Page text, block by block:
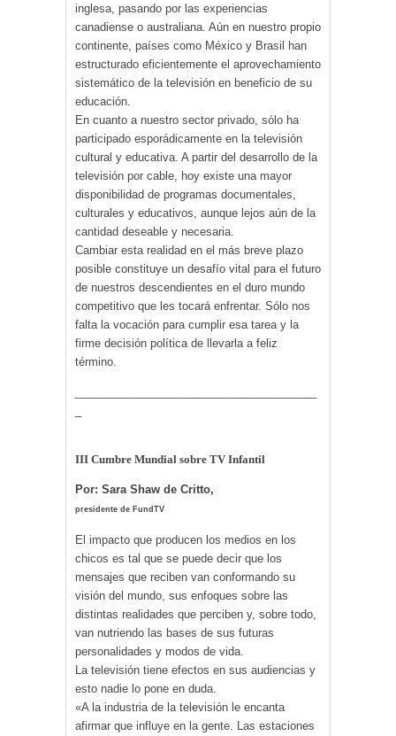
inglesa, pasando por las experiencias
canadiense o australiana. Aún en nuestro propio
continente, países como México y Brasil han
estructurado eficientemente el aprovechamiento
sistemático de la televisión en beneficio de su
educación.
En cuanto a nuestro sector privado, sólo ha
participado esporádicamente en la televisión
cultural y educativa. A partir del desarrollo de la
televisión por cable, hoy existe una mayor
disponibilidad de programas documentales,
culturales y educativos, aunque lejos aún de la
cantidad deseable y necesaria.
Cambiar esta realidad en el más breve plazo
posible constituye un desafío vital para el futuro
de nuestros descendientes en el duro mundo
competitivo que les tocará enfrentar. Sólo nos
falta la vocación para cumplir esa tarea y la
firme decisión política de llevarla a feliz
término.
III Cumbre Mundial sobre TV Infantil
Por: Sara Shaw de Critto,
presidente de FundTV
El impacto que producen los medios en los
chicos es tal que se puede decir que los
mensajes que reciben van conformando su
visión del mundo, sus enfoques sobre las
distintas realidades que perciben y, sobre todo,
van nutriendo las bases de sus futuras
personalidades y modos de vida.
La televisión tiene efectos en sus audiencias y
esto nadie lo pone en duda.
«A la industria de la televisión le encanta
afirmar que influye en la gente. Las estaciones